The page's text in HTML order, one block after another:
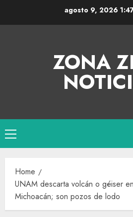
agosto 9, 2026
ZONA
Home
UNAM descarta volcán o géiser
Michoacán; son pozos de lodo